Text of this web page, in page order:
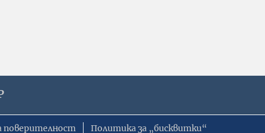
поверителност Политика за „бисквитки“